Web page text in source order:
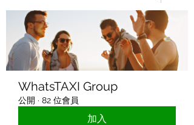
WhatsTAXI Group
公開 · 82 位會員
加入